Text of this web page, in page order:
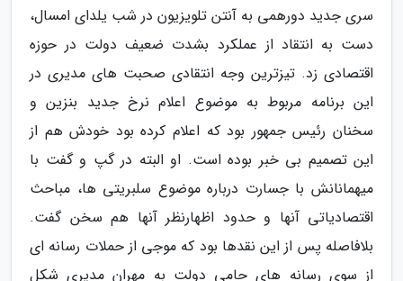
سری جدید دورهمی به آنتن تلویزیون در شب یلدای امسال،
دست به انتقاد از عملکرد بشدت ضعیف دولت در حوزه
اقتصادی زد. تیزترین وجه انتقادی صحبت های مدیری در
این برنامه مربوط به موضوع اعلام نرخ جدید بنزین و
سخنان رئیس جمهور بود که اعلام کرده بود خودش هم از
این تصمیم بی خبر بوده است. او البته در گپ و گفت با
میهمانانش با جسارت درباره موضوع سلبریتی ها، مباحث
اقتصادیاتی آنها و حدود اظهارنظر آنها هم سخن گفت.
بلافاصله پس از این نقدها بود که موجی از حملات رسانه ای
از سوی رسانه های حامی دولت به مهران مدیری شکل